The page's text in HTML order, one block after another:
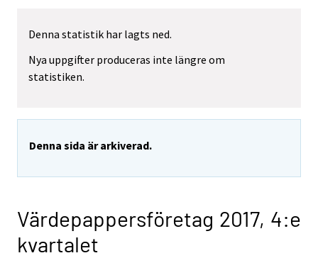
Denna statistik har lagts ned.
Nya uppgifter produceras inte längre om
statistiken.
Denna sida är arkiverad.
Värdepappersföretag 2017, 4:e
kvartalet